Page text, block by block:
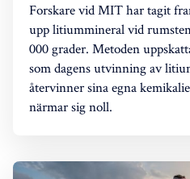
Forskare vid MIT har tagit
upp litiummineral vid
000 grader. Metoden
som dagens utvinning av
återvinner sina egna
närmar sig noll.